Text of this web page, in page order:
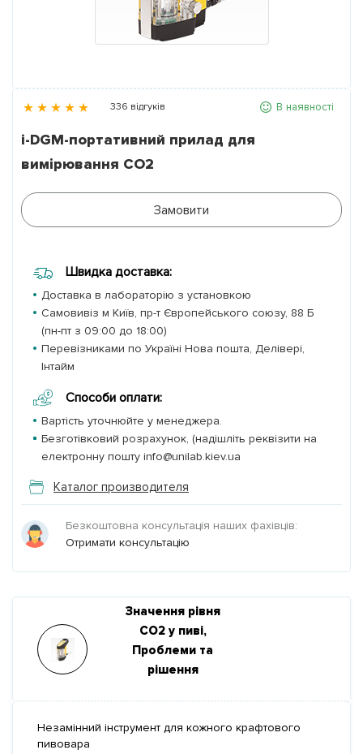
Партнери
336 відгуків В наявності
i-DGM-портативний прилад для
вимірювання СО2
Замовити
Швидка доставка:
Доставка в лабораторію з установкою
Самовивіз м Київ, пр-т Європейського союзу, 88 Б
(пн-пт з 09:00 до 18:00)
Перевізниками по Україні Нова пошта, Делівері,
Інтайм
Способи оплати:
Вартість уточнюйте у менеджера.
Безготівковий розрахунок, (надішліть реквізити на
електронну пошту info@unilab.kiev.ua
Каталог производителя
Безкоштовна консультація наших фахівців:
Отримати консультацію
Значення рівня
CO2 у пиві,
Проблеми та
рішення
Незамінний інструмент для кожного крафтового
пивовара